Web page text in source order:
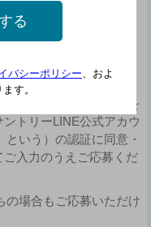
でログイン」ボタンを
トリーLINE公式アカウ
いう）の認証に同意・
入力のうえご応募くだ
場合もご応募いただけ
る
バシーポリシー 、およ
す。